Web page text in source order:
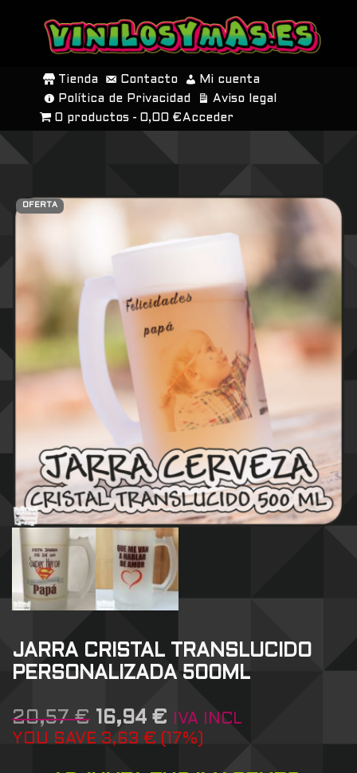
SALTAR
CONTENIDO
Tienda Contacto
Mi cuenta
Política de Privacidad
Aviso legal
0 productos
0,00 € Acceder
OFERTA
JARRA CRISTAL TRANSLUCIDO
PERSONALIZADA 500ML
20,57€ 16,94 €
IVA INCL
YOU SAVE 3,63 € 17%)